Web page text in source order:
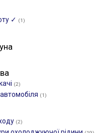
✓ (1)
(2)
(1)
(2)